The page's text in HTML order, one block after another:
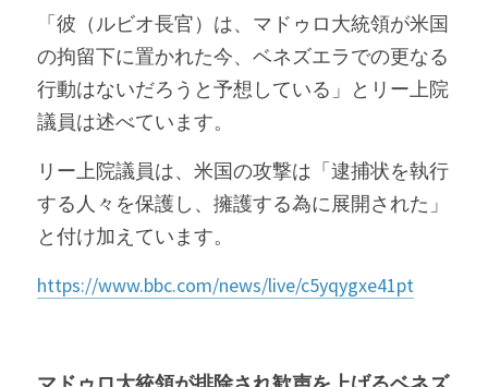
「彼（ルビオ長官）は、マドゥロ大統領が米国
の拘留下に置かれた今、ベネズエラでの更なる
行動はないだろうと予想している」とリー上院
議員は述べています。
リー上院議員は、米国の攻撃は「逮捕状を執行
する人々を保護し、擁護する為に展開された」
と付け加えています。
https://www.bbc.com/news/live/c5yqygxe41pt